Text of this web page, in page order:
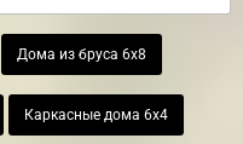
Дома из бруса 6х8
Каркасные дома 6х4